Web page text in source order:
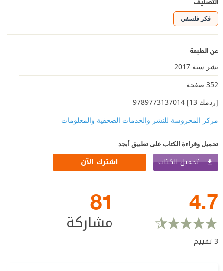
فكر فلسفي
عن الطبعة
نشر سنة 2017
352 صفحة
[ردمك 13] 9789773137014
مركز المحروسة للنشر والخدمات الصحفية والمعلومات
تحميل وقراءة الكتاب على تطبيق أبجد
تحميل الكتاب اشترك الآن
4.7
3تقييم
81
مشاركة